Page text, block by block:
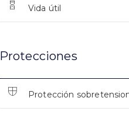
Vida útil
Protecciones
Protección